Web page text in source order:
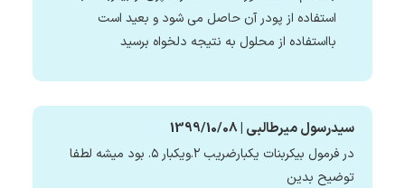
استفاده از پودر آن حاصل می شود و بعید است
بااستفاده از محلول به نتیجه دلخواه برسید
سیدرسول میرطالبی | 1399/10/08
در فرمول بیکربنات یکبارضریب ۲.ویکبار ۵. بود میشه لطفا
توضیح بدین